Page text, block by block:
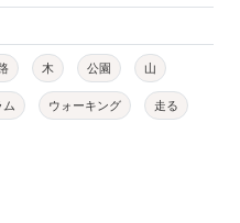
木 公園 山
ム ウォーキング 走る